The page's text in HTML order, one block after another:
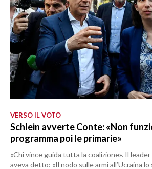
VERSO IL VOTO
Schlein avverte Conte: «Non
programma poi le primarie»
«Chi vince guida tutta la coalizione». Il
aveva detto: «Il nodo sulle armi all’Ucraina